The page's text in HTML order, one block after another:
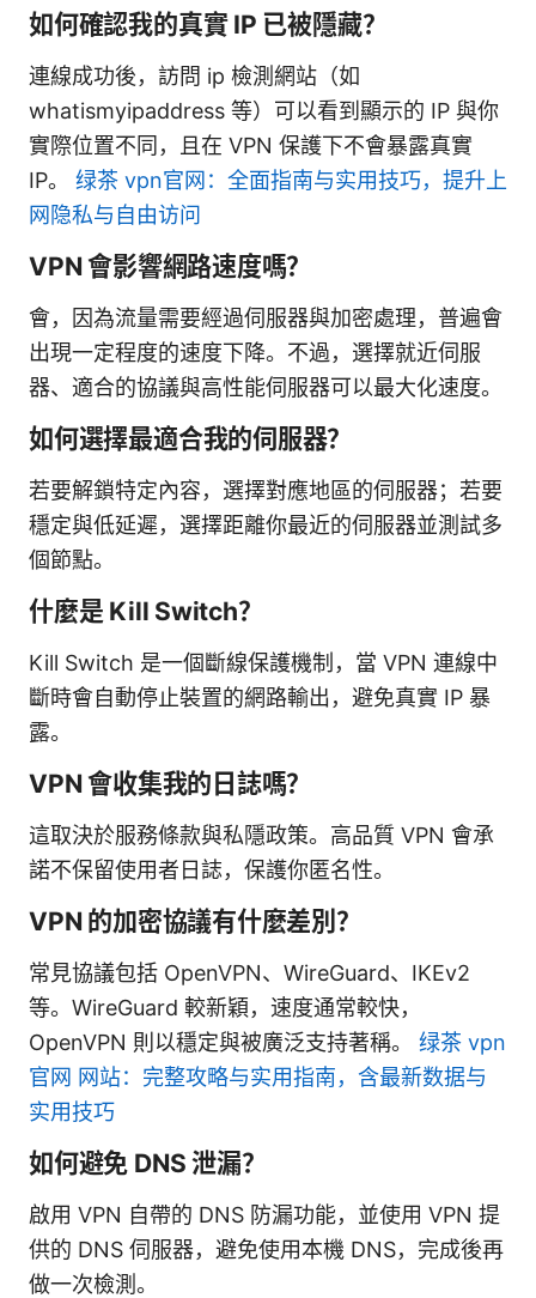
如何確認我的真實 IP 已被隱藏？
連線成功後，訪問 ip 檢測網站（如
whatismyipaddress 等）可以看到顯示的 IP 與你
實際位置不同，且在 VPN 保護下不會暴露真實
IP。 绿茶 vpn官网：全面指南与实用技巧，提升上
网隐私与自由访问
VPN 會影響網路速度嗎？
會，因為流量需要經過伺服器與加密處理，普遍會
出現一定程度的速度下降。不過，選擇就近伺服
器、適合的協議與高性能伺服器可以最大化速度。
如何選擇最適合我的伺服器？
若要解鎖特定內容，選擇對應地區的伺服器；若要
穩定與低延遲，選擇距離你最近的伺服器並測試多
個節點。
什麼是 Kill Switch？
Kill Switch 是一個斷線保護機制，當 VPN 連線中
斷時會自動停止裝置的網路輸出，避免真實 IP 暴
露。
VPN 會收集我的日誌嗎？
這取決於服務條款與私隱政策。高品質 VPN 會承
諾不保留使用者日誌，保護你匿名性。
VPN 的加密協議有什麼差別？
常見協議包括 OpenVPN、WireGuard、IKEv2
等。WireGuard 較新穎，速度通常較快，
OpenVPN 則以穩定與被廣泛支持著稱。 绿茶 vpn
官网 网站：完整攻略与实用指南，含最新数据与
实用技巧
如何避免 DNS 泄漏？
啟用 VPN 自帶的 DNS 防漏功能，並使用 VPN 提
供的 DNS 伺服器，避免使用本機 DNS，完成後再
做一次檢測。